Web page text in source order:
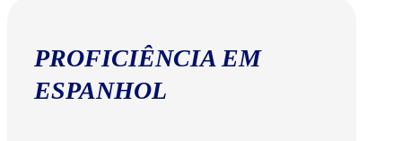
PROFICIÊNCIA EM
ESPANHOL